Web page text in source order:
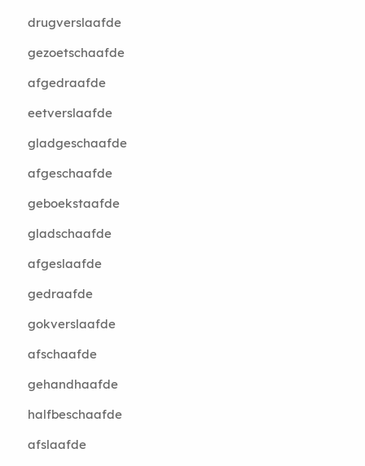
drugverslaafde
gezoetschaafde
afgedraafde
eetverslaafde
gladgeschaafde
afgeschaafde
geboekstaafde
gladschaafde
afgeslaafde
gedraafde
gokverslaafde
afschaafde
gehandhaafde
halfbeschaafde
afslaafde